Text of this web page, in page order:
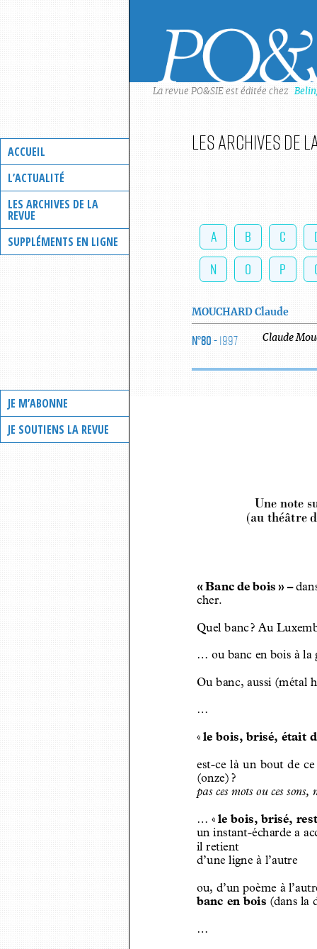
ACCUEIL
L’ACTUALITÉ
LES ARCHIVES DE LA
REVUE
SUPPLÉMENTS EN LIGNE
JE M’ABONNE
JE SOUTIENS LA REVUE
La revue PO&SIE est éditée chez
Les archives de
A B C
N
O P
MOUCHARD Claude
N°80- 1997 Claude
Une note
(au théâtre
« Banc de bois » –
cher.
Quel banc? Au
... ou banc en bois à
Ou banc, aussi
...
«le bois, brisé, était
est-ce là un bout de
(onze) ?
pas ces mots ou ces
... «le bois, brisé,
un instant-écharde a
il retient
d’une ligne à l’autre
ou, d’un poème à
banc en bois (dans la
...